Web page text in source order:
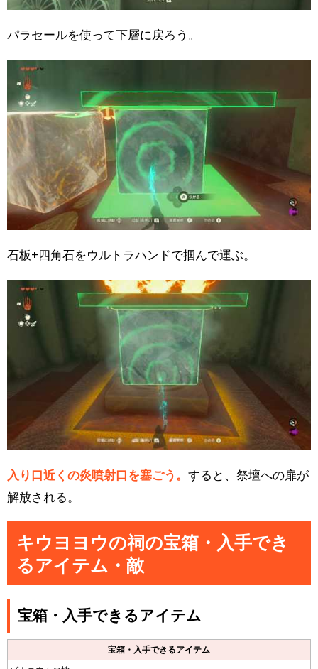
パラセールを使って下層に戻ろう。
石板+四角石をウルトラハンドで掴んで運ぶ。
入り口近くの炎噴射口を塞ごう。 すると、祭壇への扉が
解放される。
キウヨヨウの祠の宝箱・入手でき
るアイテム・敵
宝箱・入手できるアイテム
宝箱・入手できるアイテム